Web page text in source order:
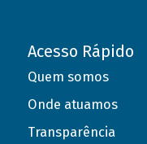
Acesso Rápido
Quem somos
Onde atuamos
Transparência